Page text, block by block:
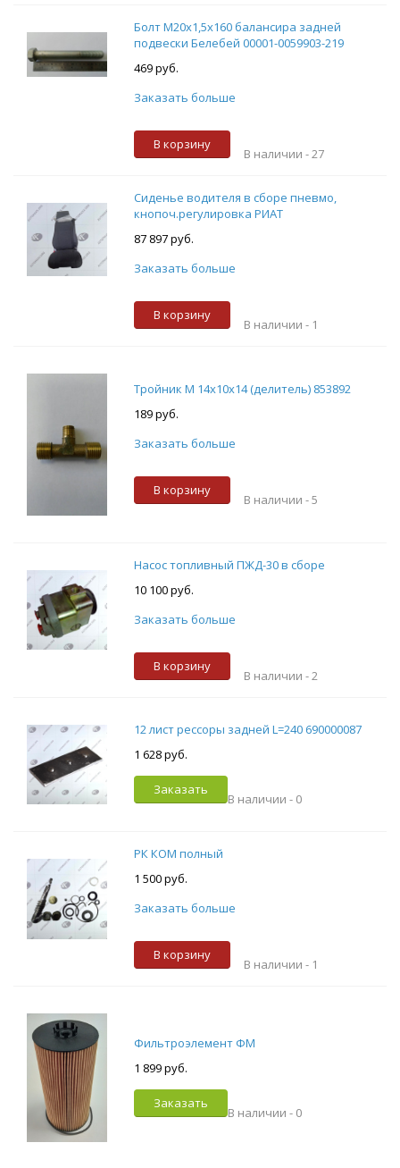
Болт М20х1,5х160 балансира задней
подвески Белебей 00001-0059903-219
469 руб.
Заказать больше
В корзину
В наличии - 27
Сиденье водителя в сборе пневмо,
кнопоч.регулировка РИАТ
87 897 руб.
Заказать больше
В корзину
В наличии - 1
Тройник М 14х10х14 (делитель) 853892
189 руб.
Заказать больше
В корзину
В наличии -5
Насос топливный ПЖД-30 в сборе
10 100 руб.
Заказать больше
В корзину
В наличии -2
12 лист рессоры задней L=240 690000087
1 628 руб.
Заказать
В наличии - 0
РК КОМ полный
1 500 руб.
Заказать больше
В корзину
В наличии - 1
Фильтроэлемент ФМ
1 899 руб.
Заказать
В наличии - 0